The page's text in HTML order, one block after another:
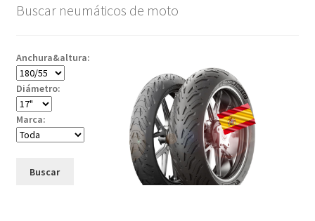
Buscar neumáticos de moto
Anchura&altura:
Diámetro:
Marca:
Buscar